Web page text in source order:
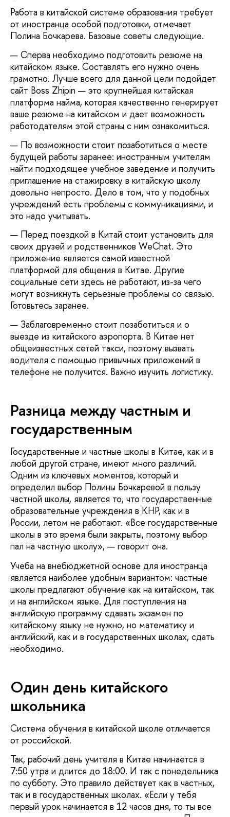
Работа в китайской системе образования требует
от иностранца особой подготовки, отмечает
Полина Бочкарева. Базовые советы следующие.
Сперва необходимо подготовить резюме на
китайском языке. Составлять его нужно очень
грамотно. Лучше всего для данной цели подойдет
сайт Boss Zhipin — это крупнейшая китайская
платформа найма, которая качественно генерирует
ваше резюме на китайском и дает возможность
работодателям этой страны с ним ознакомиться.
По возможности стоит позаботиться о месте
будущей работы заранее: иностранным учителям
найти подходящее учебное заведение и получить
приглашение на стажировку в китайскую школу
довольно непросто. Дело в том, что у подобных
учреждений есть проблемы с коммуникациями, и
это надо учитывать.
Перед поездкой в Китай стоит установить для
своих друзей и родственников WeChat. Это
приложение является самой известной
платформой для общения в Китае. Другие
социальные сети здесь не работают, из-за чего
могут возникнуть серьезные проблемы со связью.
Готовьтесь заранее.
Заблаговременно стоит позаботиться и о
выезде из китайского аэропорта. В Китае нет
общеизвестных сетей такси, поэтому вызвать
водителя с помощью привычных приложений в
телефоне не получится. Важно изучить логистику.
Разница между частным и
государственным
Государственные и частные школы в Китае, как и в
любой другой стране, имеют много различий.
Одним из ключевых моментов, который и
определил выбор Полины Бочкаревой в пользу
частной школы, является то, что государственные
образовательные учреждения в КНР, как и в
России, летом не работают. «Все государственные
школы в это время были закрыты, поэтому выбор
пал на частную школу», — говорит она.
Учеба на внебюджетной основе для иностранца
является наиболее удобным вариантом: частные
школы предлагают обучение как на китайском, так
и на английском языке. Для поступления на
английскую программу сдавать экзамен по
китайскому языку не нужно, но математику и
английский, как и в государственных школах, сдать
необходимо.
Один день китайского
школьника
Система обучения в китайской школе отличается
от российской.
Так, рабочий день учителя в Китае начинается в
7:50 утра и длится до 18:00. И так с понедельника
по субботу. Это правило действует как в частных,
так и в государственных школах. «Если у тебя
первый урок начинается в 12 часов дня, то ты все